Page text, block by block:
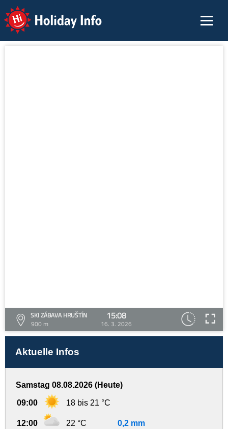
Holiday Info
SKI ZÁBAVA HRUŠTÍN
900 m
15:08
16. 3. 2026
Aktuelle Infos
Samstag 08.08.2026 (Heute)
09:00 18 bis 21 °C
12:00 22 °C 0,2 mm